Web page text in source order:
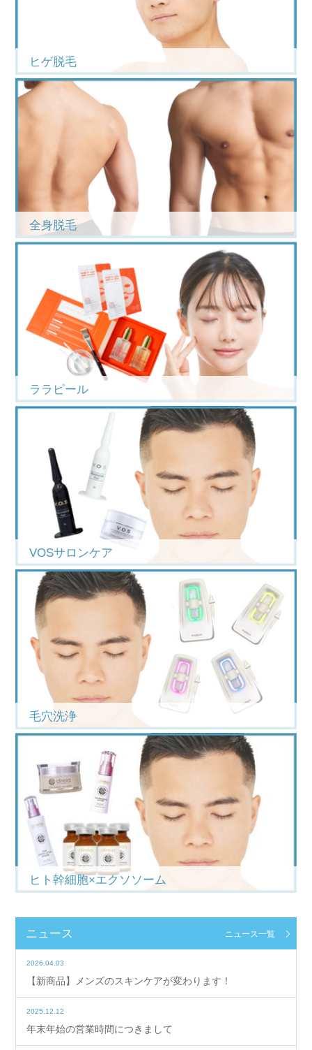
ヒゲ脱毛
全身脱毛
ララピール
VOSサロンケア
毛穴洗浄
ヒト幹細胞×エクソソーム
ニュース ニュース一覧
2026.04.03
【新商品】メンズのスキンケアが変わります！
2025.12.12
年末年始の営業時間につきまして